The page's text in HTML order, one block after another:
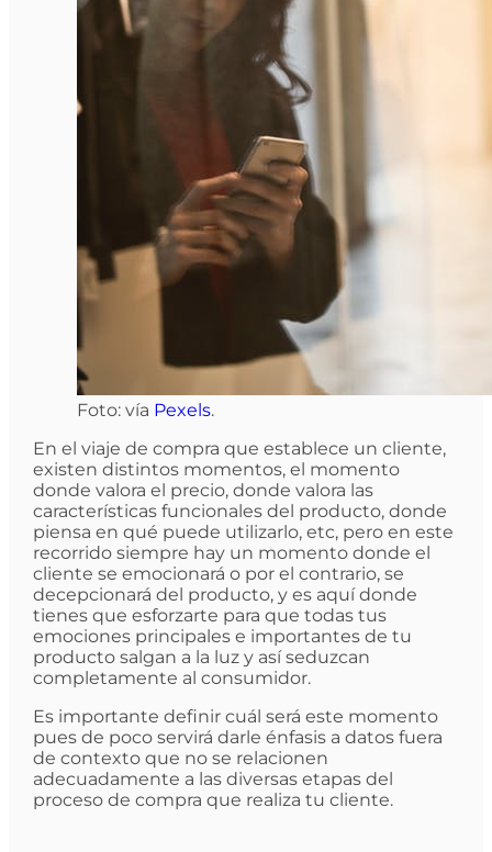
Foto: vía Pexels.
En el viaje de compra que establece un cliente,
existen distintos momentos, el momento
donde valora el precio, donde valora las
características funcionales del producto, donde
piensa en qué puede utilizarlo, etc, pero en este
recorrido siempre hay un momento donde el
cliente se emocionará o por el contrario, se
decepcionará del producto, y es aquí donde
tienes que esforzarte para que todas tus
emociones principales e importantes de tu
producto salgan a la luz y así seduzcan
completamente al consumidor.
Es importante definir cuál será este momento
pues de poco servirá darle énfasis a datos fuera
de contexto que no se relacionen
adecuadamente a las diversas etapas del
proceso de compra que realiza tu cliente.